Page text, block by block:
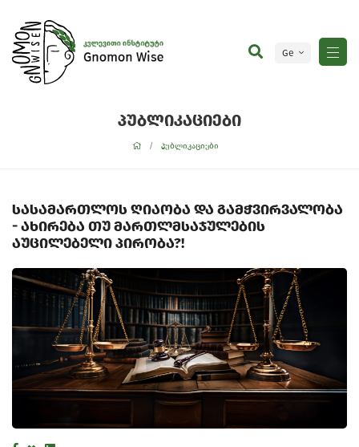
Ge
პუბლიკაციები
პუბლიკაციები
სასამართლოს ღიაობა და გამჭვირვალობა
- ახირება თუ მართლმსაჯულების
აუცილებელი პირობა?!